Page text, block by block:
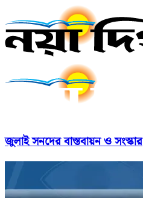
জুলাই সনদের বাস্তবায়ন ও সংস্কার